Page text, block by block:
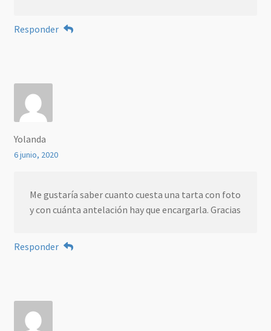
Responder
Yolanda
6 junio, 2020
Me gustaría saber cuanto cuesta una tarta con foto
y con cuánta antelación hay que encargarla. Gracias
Responder